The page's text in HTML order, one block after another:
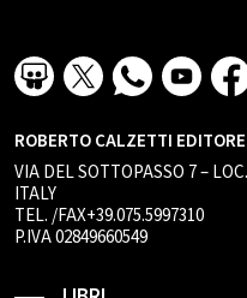
ROBERTO CALZETTI
VIA DEL SOTTOPASSO 7 –
ITALY
TEL. /FAX+39.075.5997310
P.IVA 02849660549